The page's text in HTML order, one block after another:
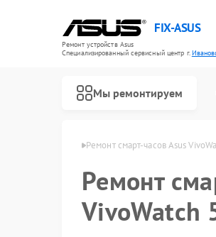
FIX-ASUS
Ремонт устройств Asus
Специализированный cервисный центр г.
Мы ремонтируем
Asus в Иванове Ремонт смарт-часов Asus
Ремонт
VivoWatch